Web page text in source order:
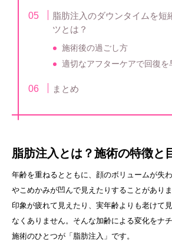
脂肪注入のダウンタイムを短
ツとは？
施術後の過ごし方
適切なアフターケアで回復を
まとめ
脂肪注入とは？施術の特徴と
年齢を重ねるとともに、顔のボリュームが失
やこめかみが凹んで見えたりすることがあり
印象が疲れて見えたり、実年齢よりも老けて
なくありません。そんな加齢による変化をナ
施術のひとつが「脂肪注入」です。